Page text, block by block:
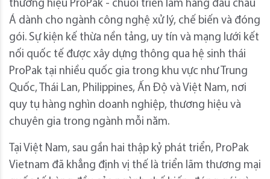
thương hiệu ProPak - chuỗi triển lãm hàng đầu châu
Á dành cho ngành công nghệ xử lý, chế biến và đóng
gói. Sự kiện kế thừa nền tảng, uy tín và mạng lưới kết
nối quốc tế được xây dựng thông qua hệ sinh thái
ProPak tại nhiều quốc gia trong khu vực như Trung
Quốc, Thái Lan, Philippines, Ấn Độ và Việt Nam, nơi
quy tụ hàng nghìn doanh nghiệp, thương hiệu và
chuyên gia trong ngành mỗi năm.
Tại Việt Nam, sau gần hai thập kỷ phát triển, ProPak
Vietnam đã khẳng định vị thế là triển lãm thương mại